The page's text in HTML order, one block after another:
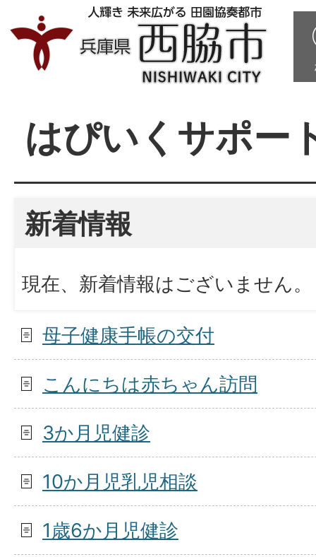
はぴいくサポー
新着情報
現在、新着情報はございません。
母子健康手帳の交付
こんにちは赤ちゃん訪問
3か月児健診
10か月児乳児相談
1歳6か月児健診